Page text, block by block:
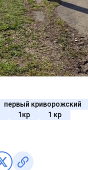
первый криворожский
1кр 1 кр